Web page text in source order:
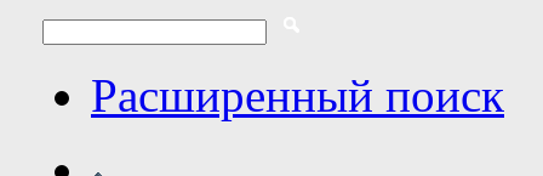
Расширенный поиск